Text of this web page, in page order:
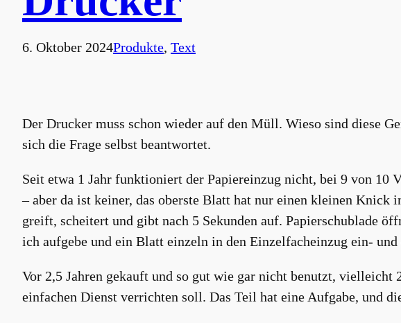
6. Oktober 2024Produkte, Text
Der Drucker muss schon wieder auf den Müll. Wieso sind diese
sich die Frage selbst beantwortet.
Seit etwa 1 Jahr funktioniert der Papiereinzug nicht, bei 9 von 10
– aber da ist keiner, das oberste Blatt hat nur einen kleinen Knick
greift, scheitert und gibt nach 5 Sekunden auf. Papierschublade
ich aufgebe und ein Blatt einzeln in den Einzelfacheinzug ein- und
Vor 2,5 Jahren gekauft und so gut wie gar nicht benutzt, vielleicht
einfachen Dienst verrichten soll. Das Teil hat eine Aufgabe, und